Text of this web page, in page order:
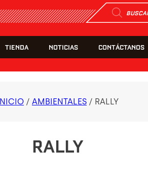
Búsqueda
de
productos
TIENDA NOTICIAS CONTÁCTANOS
INICIO / AMBIENTALES / RALLY
RALLY